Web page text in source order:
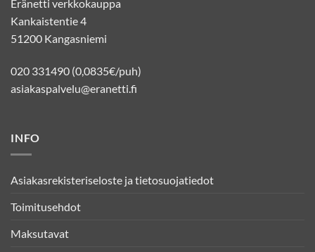
Eränetti verkkokauppa
Kankaistentie 4
51200 Kangasniemi
020 331490 (0,0835€/puh)
asiakaspalvelu@eranetti.fi
INFO
Asiakasrekisteriseloste ja tietosuojatiedot
Toimitusehdot
Maksutavat